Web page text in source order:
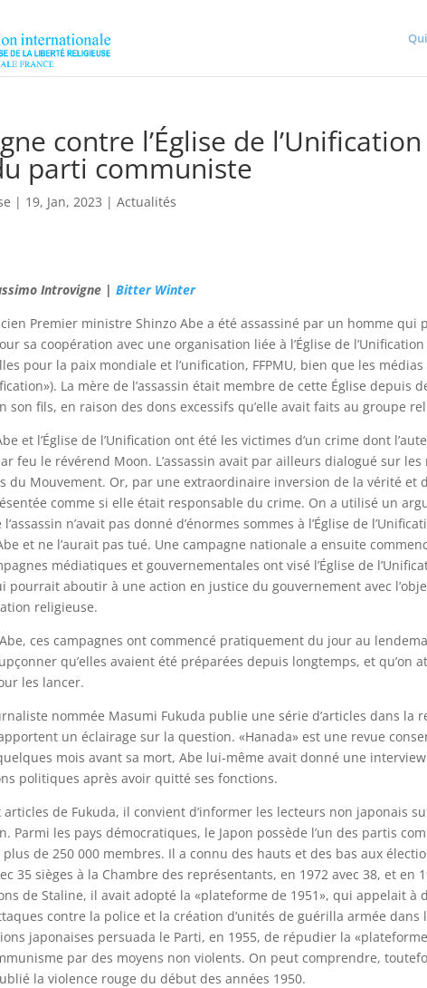
contre l’Église de
parti communiste
| 19, Jan, 2023 |Actualités
Introvigne |Bitter Winter
Premier ministre Shinzo Abe a été assassiné par un homme
sa coopération avec une organisation liée à l’Église de
pour la paix mondiale et l’unification, FFPMU, bien que les
La mère de l’assassin était membre de cette Église depuis
son fils, en raison des dons excessifs qu’elle avait faits au groupe
et l’Église de l’Unification ont été les victimes d’un crime dont
feu le révérend Moon. L’assassin avait par ailleurs dialogué sur les
du Mouvement. Or, par une extraordinaire inversion de la vérité et
comme si elle était responsable du crime. On a utilisé un
n’avait pas donné d’énormes sommes à l’Église de
et ne l’aurait pas tué. Une campagne nationale a ensuite
médiatiques et gouvernementales ont visé l’Église de
pourrait aboutir à une action en justice du gouvernement avec
religieuse.
ces campagnes ont commencé pratiquement du jour au
qu’elles avaient été préparées depuis longtemps, et qu’on
les lancer.
nommée Masumi Fukuda publie une série d’articles dans la
un éclairage sur la question. «Hanada» est une revue
mois avant sa mort, Abe lui-même avait donné une
politiques après avoir quitté ses fonctions.
articles de Fukuda, il convient d’informer les lecteurs non japonais
Parmi les pays démocratiques, le Japon possède l’un des partis
de 250 000 membres. Il a connu des hauts et des bas aux
35 sièges à la Chambre des représentants, en 1972 avec 38, et en
de Staline, il avait adopté la «plateforme de 1951», qui appelait à
contre la police et la création d’unités de guérilla armée dans
japonaises persuada le Parti, en 1955, de répudier la
par des moyens non violents. On peut comprendre,
la violence rouge du début des années 1950.